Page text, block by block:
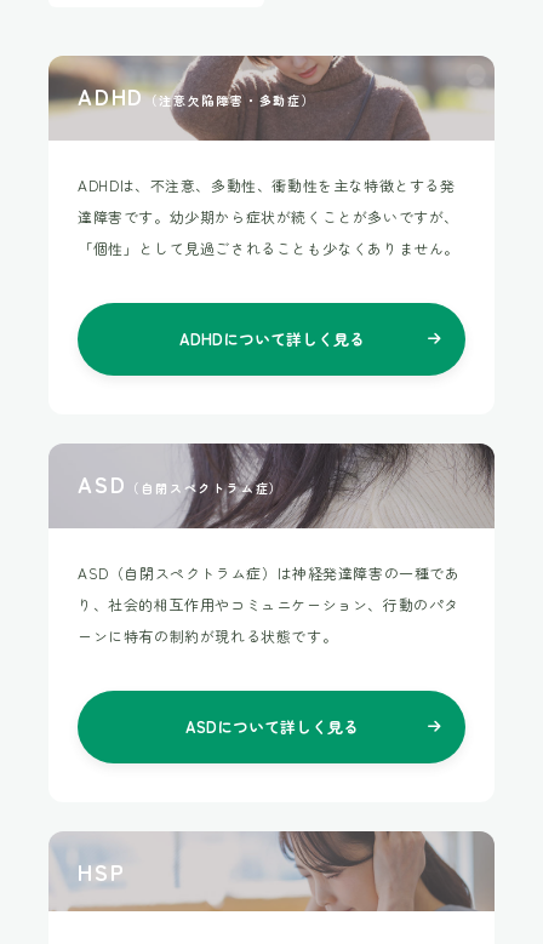
ADHDは、不注意、多動性、衝動性を主な特徴とする発
達障害です。幼少期から症状が続くことが多いですが、
「個性」として見過ごされることも少なくありません。
ADHDについて詳しく見る
ADHD（注意欠陥障害・多動症）
ASD（自閉スペクトラム症）は神経発達障害の一種であ
り、社会的相互作用やコミュニケーション、行動のパタ
ーンに特有の制約が現れる状態です。
ASDについて詳しく見る
ASD （自閉スペクトラム症）
HSP
WEB予約
18歳未満の方へ
プライバシーポリシー